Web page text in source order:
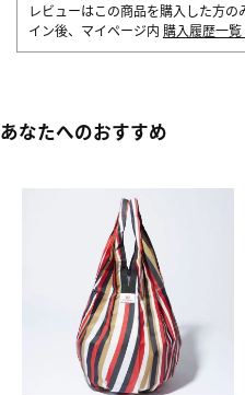
レビューはこの商品を購入した方
イン後、マイページ内 購入履歴一覧
あなたへのおすすめ